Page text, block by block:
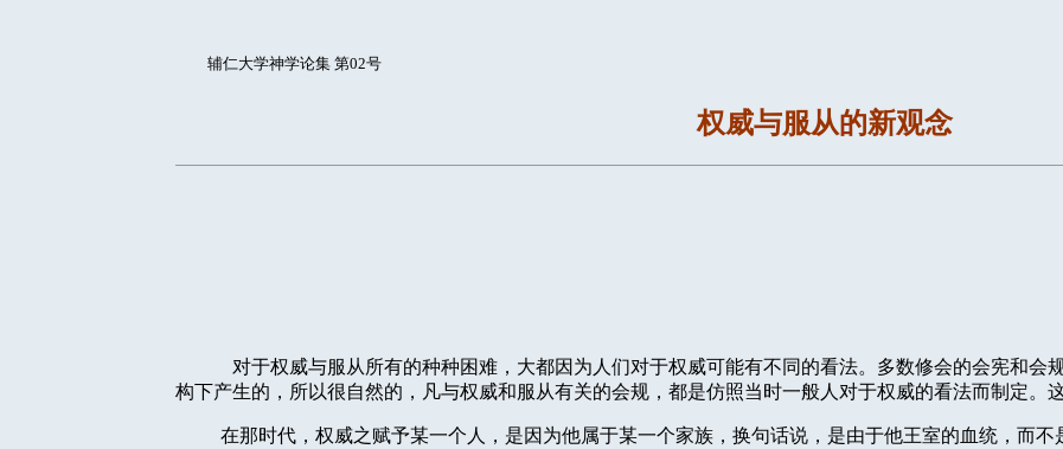
辅仁大学神学论集 第02号
权威与服从的新观念
对于权威与服从所有的种种困难，大都因为人们对于权威可能有不同的看法。多数修会的会宪和会
构下产生的，所以很自然的，凡与权威和服从有关的会规，都是仿照当时一般人对于权威的看法而制定。
在那时代，权威之赋予某一个人，是因为他属于某一个家族，换句话说，是由于他王室的血统，而